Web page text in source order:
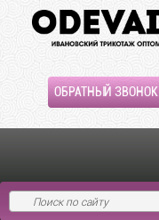
ОБРАТНЫЙ ЗВОНОК